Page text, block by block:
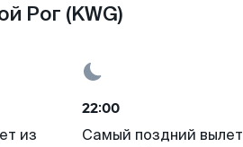
Рог (KWG)
из
22:00
Самый поздний вылет